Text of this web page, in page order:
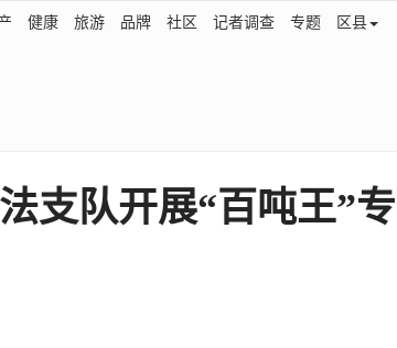
健康 旅游 品牌 社区 记者调查 专题 区县
支队开展“百吨王”